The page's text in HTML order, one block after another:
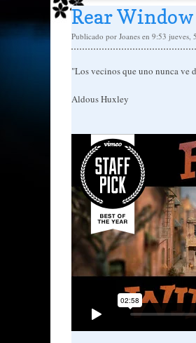
Rear Window
Publicado por Joanes en 9:53 jueves,
"Los vecinos que uno nunca ve
Aldous Huxley